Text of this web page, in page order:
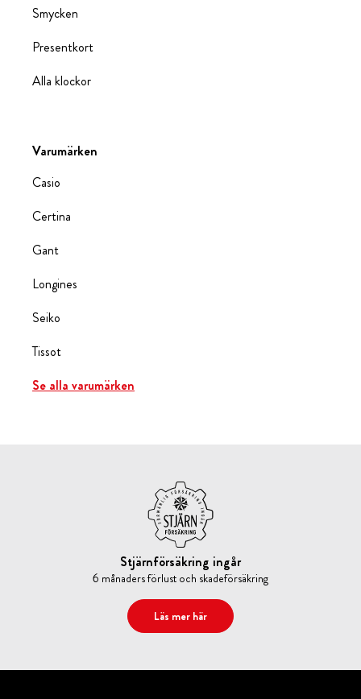
Smycken
Presentkort
Alla klockor
Varumärken
Casio
Certina
Gant
Longines
Seiko
Tissot
Se alla varumärken
Stjärnförsäkring ingår
6 månaders förlust och skadeförsäkring
Läs mer här